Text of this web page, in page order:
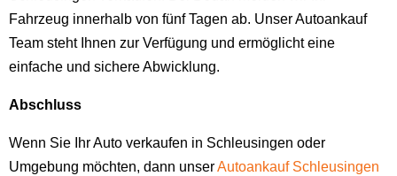
Fahrzeug innerhalb von fünf Tagen ab. Unser Autoankauf
Team steht Ihnen zur Verfügung und ermöglicht eine
einfache und sichere Abwicklung.
Abschluss
Wenn Sie Ihr Auto verkaufen in Schleusingen oder
Umgebung möchten, dann unserAutoankauf Schleusingen